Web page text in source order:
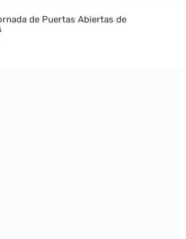
de Puertas Abiertas de